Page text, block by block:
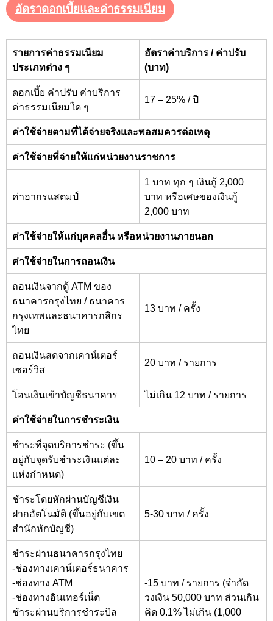
อัตราดอกเบี้ยและค่าธรรมเนียม
รายการค่าธรรมเนียม
ประเภทต่าง ๆ
อัตราค่าบริการ / ค่าปรับ
(บาท)
ดอกเบี้ย ค่าปรับ ค่าบริการ
ค่าธรรมเนียมใด ๆ
17 – 25% / ปี
ค่าใช้จ่ายตามที่ได้จ่ายจริงและพอสมควรต่อเหตุ
ค่าใช้จ่ายที่จ่ายให้แก่หน่วยงานราชการ
ค่าอากรแสตมป์
1 บาท ทุก ๆ เงินกู้ 2,000
บาท หรือเศษของเงินกู้
2,000 บาท
ค่าใช้จ่ายให้แก่บุคคลอื่น หรือหน่วยงานภายนอก
ค่าใช้จ่ายในการถอนเงิน
ถอนเงินจากตู้ ATM ของ
ธนาคารกรุงไทย / ธนาคาร
กรุงเทพและธนาคารกสิกร
ไทย
13 บาท / ครั้ง
ถอนเงินสดจากเคาน์เตอร์
เซอร์วิส
20 บาท / รายการ
โอนเงินเข้าบัญชีธนาคาร ไม่เกิน 12 บาท / รายการ
ค่าใช้จ่ายในการชำระเงิน
ชำระที่จุดบริการชำระ (ขึ้น
อยู่กับจุดรับชำระเงินแต่ละ
แห่งกำหนด)
10 – 20 บาท / ครั้ง
ชำระโดยหักผ่านบัญชีเงิน
ฝากอัตโนมัติ (ขึ้นอยู่กับเขต
สำนักหักบัญชี)
5-30 บาท / ครั้ง
ชำระผ่านธนาคารกรุงไทย
-ช่องทางเคาน์เตอร์ธนาคาร
-ช่องทาง ATM
-ช่องทางอินเทอร์เน็ต
ชำระผ่านบริการชำระบิล
-15 บาท / รายการ (จำกัด
วงเงิน 50,000 บาท ส่วนเกิน
คิด 0.1%ไม่เกิน (1,000